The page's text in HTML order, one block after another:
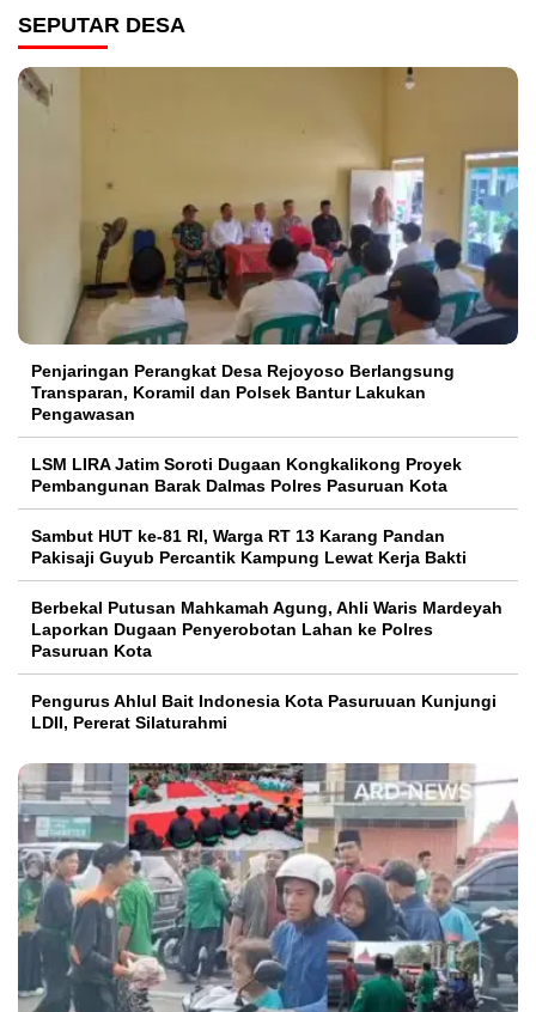
SEPUTAR DESA
Penjaringan Perangkat Desa Rejoyoso Berlangsung
Transparan, Koramil dan Polsek Bantur Lakukan
Pengawasan
LSM LIRA Jatim Soroti Dugaan Kongkalikong Proyek
Pembangunan Barak Dalmas Polres Pasuruan Kota
Sambut HUT ke-81 RI, Warga RT 13 Karang Pandan
Pakisaji Guyub Percantik Kampung Lewat Kerja Bakti
Berbekal Putusan Mahkamah Agung, Ahli Waris Mardeyah
Laporkan Dugaan Penyerobotan Lahan ke Polres
Pasuruan Kota
Pengurus Ahlul Bait Indonesia Kota Pasuruuan Kunjungi
LDII, Pererat Silaturahmi